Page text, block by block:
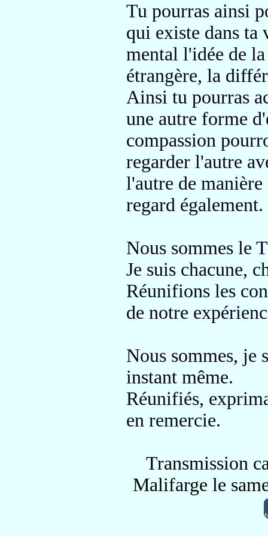
Tu pourras ainsi
qui existe dans ta
mental l'idée de
étrangère, la
Ainsi tu pourras
une autre forme
compassion
regarder l'autre
l'autre de
regard également.
Nous sommes le
Je suis chacune,
Réunifions les
de notre
Nous sommes,
instant même.
Réunifiés,
en remercie.
Transmission
Malifarge le